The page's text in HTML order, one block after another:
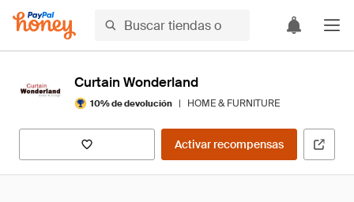
Curtain Wonderland
10% de devolución | HOME & FURNITURE
Activar recompensas